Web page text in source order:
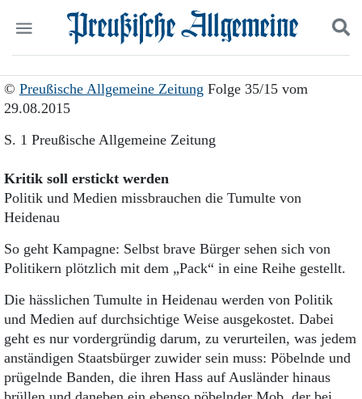
Start
Wer wir sind
Aktuelle Ausgabe
Abonnenten-Login
Politik
Kultur
Panorama
Leben
Geschichte
Berlin-Brandenburg
Schlesien
Danzig und Westpreußen
Bücher
Suchen und finden
© Preußische Allgemeine Zeitung Folge 35/15 vom
29.08.2015
S. 1 Preußische Allgemeine Zeitung
Kritik soll erstickt werden
Politik und Medien missbrauchen die Tumulte von
Heidenau
So geht Kampagne: Selbst brave Bürger sehen sich von
Politikern plötzlich mit dem „Pack“ in eine Reihe gestellt.
Die hässlichen Tumulte in Heidenau werden von Politik
und Medien auf durchsichtige Weise ausgekostet. Dabei
geht es nur vordergründig darum, zu verurteilen, was jedem
anständigen Staatsbürger zuwider sein muss: Pöbelnde und
prügelnde Banden, die ihren Hass auf Ausländer hinaus